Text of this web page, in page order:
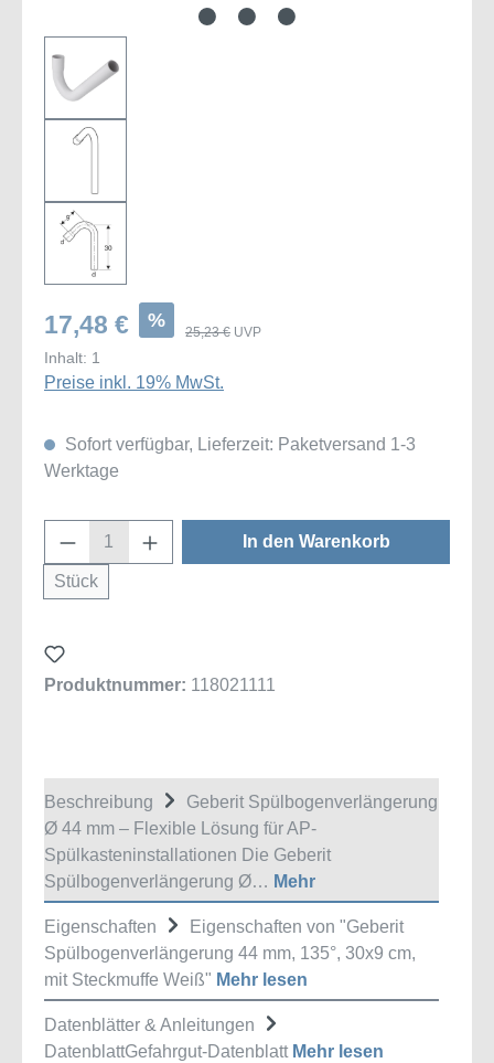
17,48 € %
25,23 € UVP
Inhalt: 1
Preise inkl. 19% MwSt.
Sofort verfügbar, Lieferzeit: Paketversand 1-3
Werktage
Produkt Anzahl: Gib den gewünschten
Stück
In den Warenkorb
Produktnummer: 118021111
Beschreibung
Geberit Spülbogenverlängerung
Ø 44 mm – Flexible Lösung für AP-
Spülkasteninstallationen Die Geberit
Spülbogenverlängerung Ø… Mehr
Eigenschaften
Eigenschaften von "Geberit
Spülbogenverlängerung 44 mm, 135°, 30x9 cm,
mit Steckmuffe Weiß" Mehr lesen
Datenblätter & Anleitungen
DatenblattGefahrgut-Datenblatt Mehr lesen